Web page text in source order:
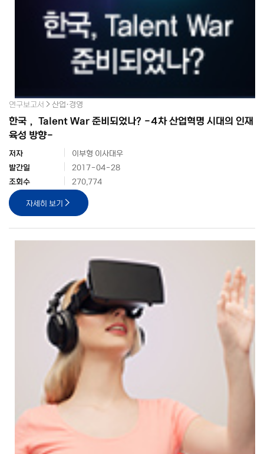
연구보고서 산업·경영
한국， Talent War 준비되었나? -4차 산업혁명 시대의 인재
육성 방향-
저자
이부형 이사대우
발간일
2017-04-28
조회수
270,774
자세히 보기